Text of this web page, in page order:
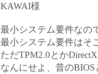
KAWAI様
最小システム要件なの
最小システム要件はそ
ただTPM2.0とか
なんにせよ、昔の